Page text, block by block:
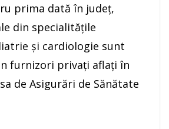
prima dată în județ,
din specialitățile
și cardiologie sunt
furnizori privați aflați în
de Asigurări de Sănătate